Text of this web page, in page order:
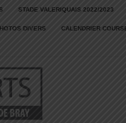
STADE VALERIQUAIS 2022/2023
DIVERS CALENDRIER